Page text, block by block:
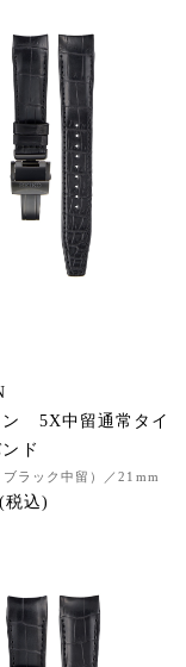
ン 5X中留通常タイ
ド
ラック中留） ／21mm